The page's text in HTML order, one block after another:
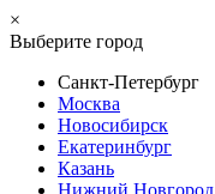
×
Выберите город
Санкт-Петербург
Москва
Новосибирск
Екатеринбург
Казань
Нижний Новгород